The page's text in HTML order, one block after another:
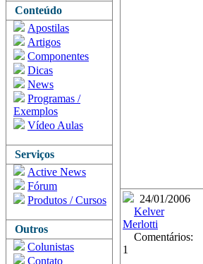
Conteúdo
Apostilas
Artigos
Componentes
Dicas
News
Programas /
Exemplos
Vídeo Aulas
Serviços
Active News
Fórum
Produtos / Cursos
Outros
Colunistas
Contato
24/01/2006
Kelver
Merlotti
Comentários:
1